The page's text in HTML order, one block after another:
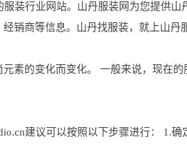
装行业网站。山丹服装网为您提供
销商等信息。山丹找服装，就上山丹
素的变化而变化。 一般来说，现在
建议可以按照以下步骤进行： 1.